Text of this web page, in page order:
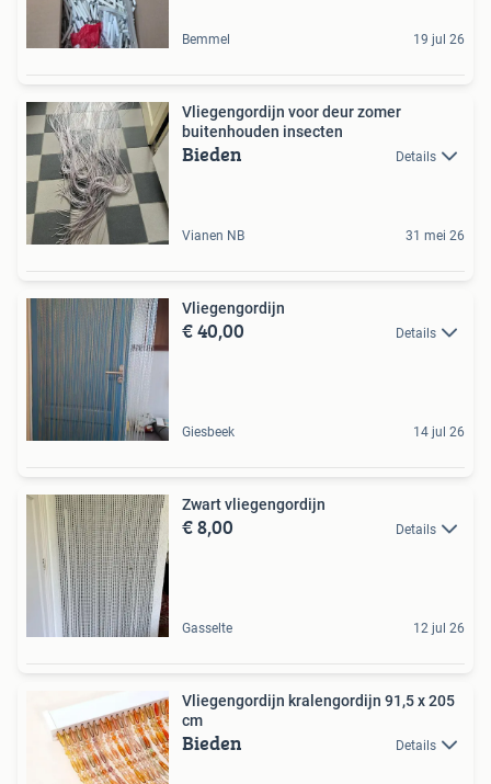
Bemmel 19 jul 26
Vliegengordijn voor deur zomer
buitenhouden insecten
Bieden Details
Vianen NB 31 mei 26
Vliegengordijn
€ 40,00 Details
Giesbeek 14 jul 26
Zwart vliegengordijn
€ 8,00 Details
Gasselte 12 jul 26
Vliegengordijn kralengordijn 91,5 x 205
cm
Bieden Details